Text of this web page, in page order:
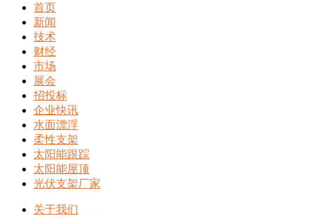
首页
新闻
技术
财经
市场
展会
招投标
企业快讯
水面漂浮
柔性支架
太阳能跟踪
太阳能屋顶
光伏支架厂家
关于我们